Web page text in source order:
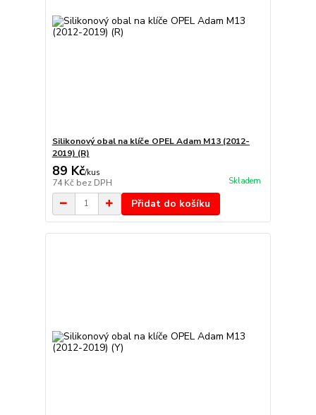
Silikonový obal na klíče OPEL Adam M13 (2012-
2019) (R)
89 Kč/kus
74 Kč bez DPH Skladem
Přidat do košíku